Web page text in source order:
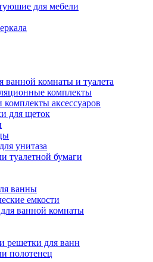
для мебели
ванной комнаты и туалета
комплекты
аксессуаров
для щеток
унитаза
туалетной бумаги
ванны
емкости
ванной комнаты
решетки для ванн
полотенец